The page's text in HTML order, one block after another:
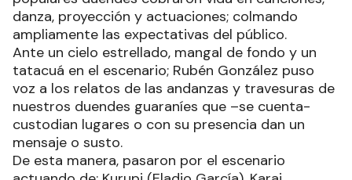
danza, proyección y actuaciones; colmando
ampliamente las expectativas del público.
Ante un cielo estrellado, mangal de fondo y un
tatacuá en el escenario; Rubén González puso
voz a los relatos de las andanzas y travesuras de
nuestros duendes guaraníes que –se cuenta-
custodian lugares o con su presencia dan un
mensaje o susto.
De esta manera, pasaron por el escenario